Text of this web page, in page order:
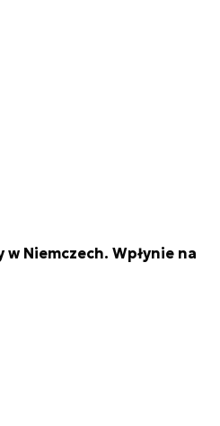
w Niemczech. Wpłynie na